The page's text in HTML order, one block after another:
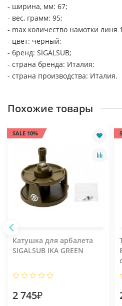
- ширина, мм: 67;
- вес, грамм: 95;
- max количество намотки линя
- цвет: черный;
- бренд: SIGALSUB;
- страна бренда: Италия;
- страна производства: Италия.
Похожие товары
SALE 10%
Катушка для арбалета
SIGALSUB IKA GREEN
2 745₽